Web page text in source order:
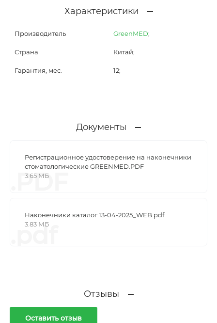
Характеристики
Производитель GreenMED;
Страна Китай;
Гарантия, мес. 12;
Документы
Регистрационное удостоверение на наконечники
стоматологические GREENMED.PDF
3.65 МБ
.PDF
Наконечники каталог 13-04-2025_WEB.pdf
3.83 МБ
.pdf
Отзывы
Оставить отзыв